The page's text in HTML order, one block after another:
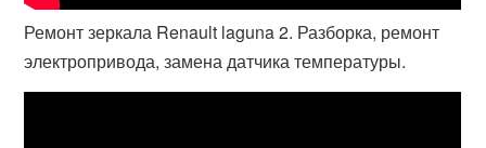
Ремонт зеркала Renault laguna 2. Разборка, ремонт
электропривода, замена датчика температуры.